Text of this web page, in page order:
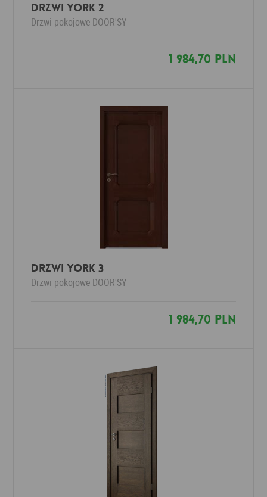
Drzwi YORK 2
Drzwi pokojowe DOOR'SY
1 984,70 PLN
Drzwi YORK 3
Drzwi pokojowe DOOR'SY
1 984,70 PLN